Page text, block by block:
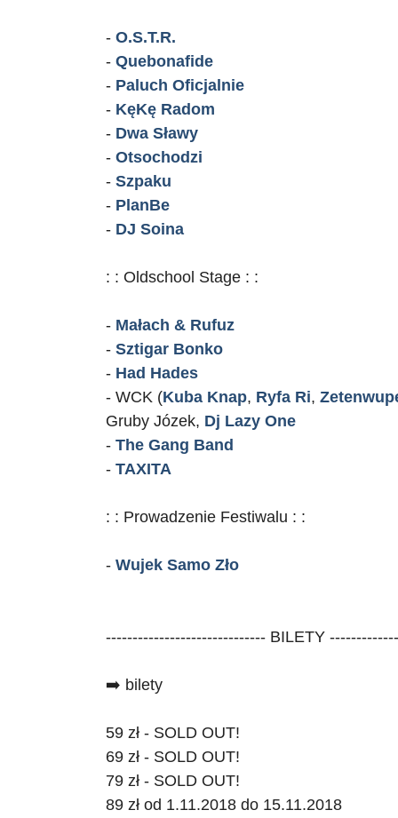
- O.S.T.R.
- Quebonafide
- Paluch Oficjalnie
- KęKę Radom
- Dwa Sławy
- Otsochodzi
- Szpaku
- PlanBe
- DJ Soina
: : Oldschool Stage : :
- Małach & Rufuz
- Sztigar Bonko
- Had Hades
- WCK (Kuba Knap, Ryfa Ri,
Gruby Józek, Dj Lazy One
- The Gang Band
- TAXITA
: : Prowadzenie Festiwalu : :
- Wujek Samo Zło
------------------------------ BILETY
➡️ bilety
59 zł - SOLD OUT!
69 zł - SOLD OUT!
79 zł - SOLD OUT!
89 zł od 1.11.2018 do 15.11.2018